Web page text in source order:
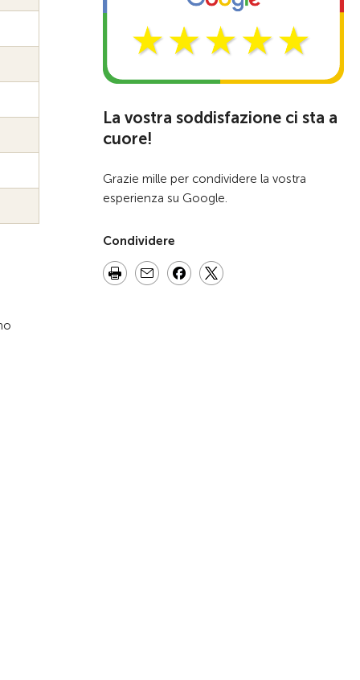
La vostra soddisfazione ci sta a
cuore!
Grazie mille per condividere la vostra
esperienza su Google.
Condividere